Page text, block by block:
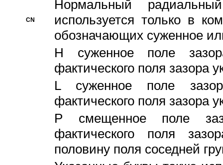
CN
Hормальный
используется только в
обозначающих суженное
H суженное поле
фактического поля зазора
L суженное поле
фактического поля зазора
P смещенное поле
фактического поля
половину поля соседней